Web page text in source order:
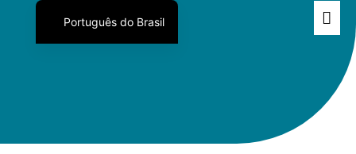
Português do Brasil
English